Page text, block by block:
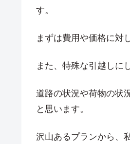
す。
まずは費用や価格に対
また、特殊な引越しに
道路の状況や荷物の状
と思います。
沢山あるプランから、